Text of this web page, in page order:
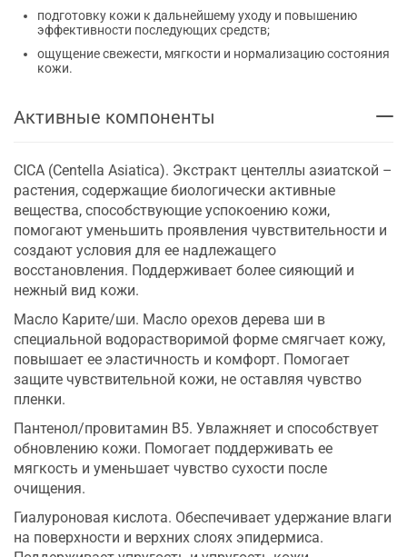
подготовку кожи к дальнейшему уходу и повышению
эффективности последующих средств;
ощущение свежести, мягкости и нормализацию состояния
кожи.
Активные компоненты
CICA (Centella Asiatica). Экстракт центеллы азиатской –
растения, содержащие биологически активные
вещества, способствующие успокоению кожи,
помогают уменьшить проявления чувствительности и
создают условия для ее надлежащего
восстановления. Поддерживает более сияющий и
нежный вид кожи.
Масло Карите/ши. Масло орехов дерева ши в
специальной водорастворимой форме смягчает кожу,
повышает ее эластичность и комфорт. Помогает
защите чувствительной кожи, не оставляя чувство
пленки.
Пантенол/провитамин В5. Увлажняет и способствует
обновлению кожи. Помогает поддерживать ее
мягкость и уменьшает чувство сухости после
очищения.
Гиалуроновая кислота. Обеспечивает удержание влаги
на поверхности и верхних слоях эпидермиса.